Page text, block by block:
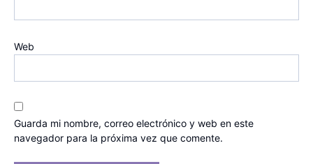
Web
Guarda mi nombre, correo electrónico y web en este
navegador para la próxima vez que comente.